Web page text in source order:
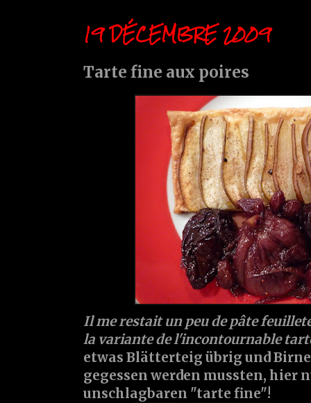
19 DÉCEMBRE 2009
Tarte fine aux poires
Il me restait un peu de pâte
la variante de l'incontournable
etwas Blätterteig übrig und
gegessen werden mussten, hier
unschlagbaren "tarte fine"!